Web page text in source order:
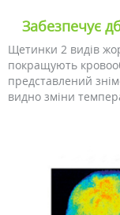
Забезпечує
Щетинки 2 видів
покращують
представлений
видно зміни